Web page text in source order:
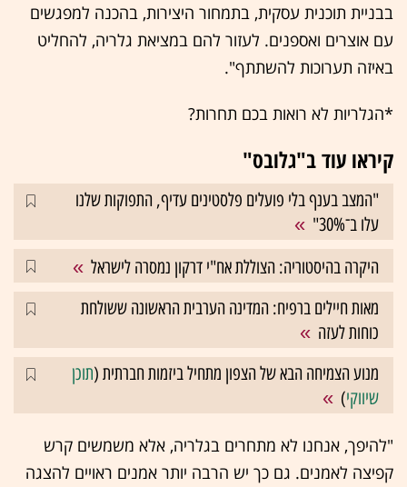
בבניית תוכנית עסקית, בתמחור היצירות, בהכנה למפגשים
עם אוצרים ואספנים. לעזור להם במציאת גלריה, להחליט
באיזה תערוכות להשתתף".
*הגלריות לא רואות בכם תחרות?
קיראו עוד ב"גלובס"
"המצב בענף בלי פועלים פלסטינים עדיף, התפוקות שלנו
עלו ב־30%"
היקרה בהיסטוריה: הצוללת אח"י דרקון נמסרה לישראל
מאות חיילים ברפיח: המדינה הערבית הראשונה ששולחת
כוחות לעזה
מנוע הצמיחה הבא של הצפון מתחיל ביזמות חברתית (תוכן
שיווקי)
"להיפך, אנחנו לא מתחרים בגלריה, אלא משמשים קרש
קפיצה לאמנים. גם כך יש הרבה יותר אמנים ראויים להצגה